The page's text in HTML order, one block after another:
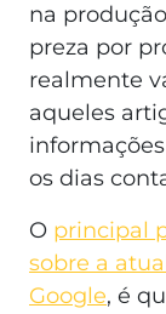
na
preza por
realmente
aqueles
os dias
O principal
sobre a
Google, é